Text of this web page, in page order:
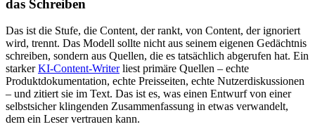
das Schreiben
Das ist die Stufe, die Content, der rankt, von Content, der ignoriert
wird, trennt. Das Modell sollte nicht aus seinem eigenen Gedächtnis
schreiben, sondern aus Quellen, die es tatsächlich abgerufen hat. Ein
starkerKI-Content-Writerliest primäre Quellen – echte
Produktdokumentation, echte Preisseiten, echte Nutzerdiskussionen
– und zitiert sie im Text. Das ist es, was einen Entwurf von einer
selbstsicher klingenden Zusammenfassung in etwas verwandelt,
dem ein Leser vertrauen kann.